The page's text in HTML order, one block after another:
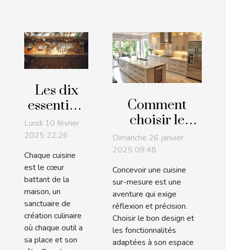
Les dix
essentiels
pour une
cuisine
bien
équipée
Lundi 10 février
2025 22:26
Chaque cuisine
est le cœur
battant de la
maison, un
sanctuaire de
création culinaire
où chaque outil a
sa place et son
Comment
choisir le
design et les
fonctionnalités
pour une
cuisine sur-
mesure
Dimanche 26 janvier
2025 09:48
Concevoir une cuisine
sur-mesure est une
aventure qui exige
réflexion et précision.
Choisir le bon design et
les fonctionnalités
adaptées à son espace